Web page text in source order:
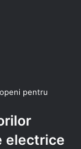
electrice